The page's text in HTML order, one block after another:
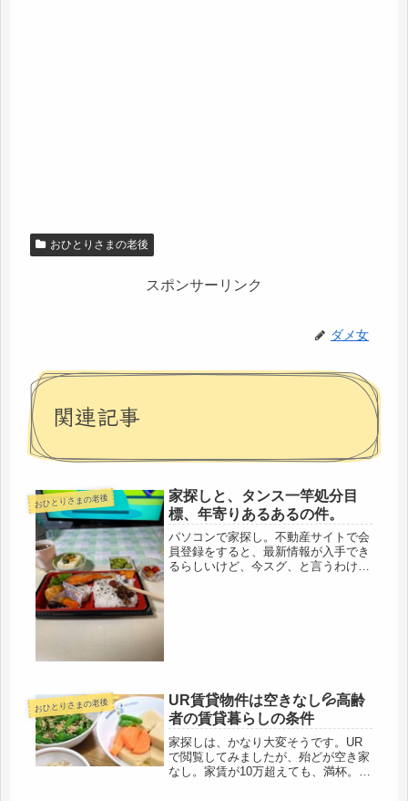
おひとりさまの老後
スポンサーリンク
ダメ女
関連記事
おひとりさまの老後
家探しと、タンス一竿処分目
標、年寄りあるあるの件。
パソコンで家探し。不動産サイトで会
員登録をすると、最新情報が入手でき
るらしいけど、今スグ、と言うわけで
おひとりさまの老後
UR賃貸物件は空きなし💦高齢
者の賃貸暮らしの条件
家探しは、かなり大変そうです。UR
で閲覧してみましたが、殆どが空き家
なし。家賃が10万超えても、満杯。出